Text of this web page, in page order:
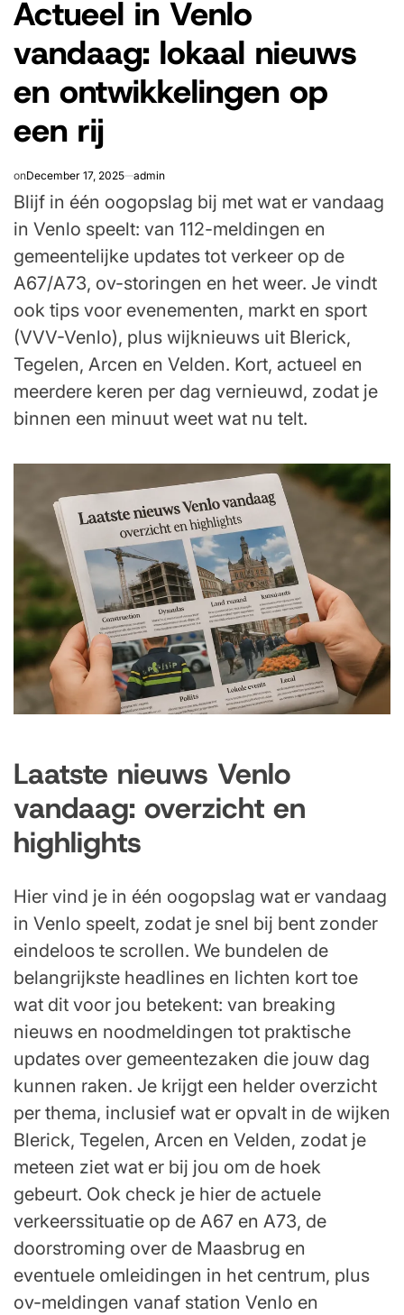
Actueel in Venlo
vandaag: lokaal nieuws
en ontwikkelingen op
een rij
onDecember 17, 2025 admin
Blijf in één oogopslag bij met wat er vandaag
in Venlo speelt: van 112-meldingen en
gemeentelijke updates tot verkeer op de
A67/A73, ov-storingen en het weer. Je vindt
ook tips voor evenementen, markt en sport
(VVV-Venlo), plus wijknieuws uit Blerick,
Tegelen, Arcen en Velden. Kort, actueel en
meerdere keren per dag vernieuwd, zodat je
binnen een minuut weet wat nu telt.
Laatste nieuws Venlo
vandaag: overzicht en
highlights
Hier vind je in één oogopslag wat er vandaag
in Venlo speelt, zodat je snel bij bent zonder
eindeloos te scrollen. We bundelen de
belangrijkste headlines en lichten kort toe
wat dit voor jou betekent: van breaking
nieuws en noodmeldingen tot praktische
updates over gemeentezaken die jouw dag
kunnen raken. Je krijgt een helder overzicht
per thema, inclusief wat er opvalt in de wijken
Blerick, Tegelen, Arcen en Velden, zodat je
meteen ziet wat er bij jou om de hoek
gebeurt. Ook check je hier de actuele
verkeerssituatie op de A67 en A73, de
doorstroming over de Maasbrug en
eventuele omleidingen in het centrum, plus
ov-meldingen vanaf station Venlo en